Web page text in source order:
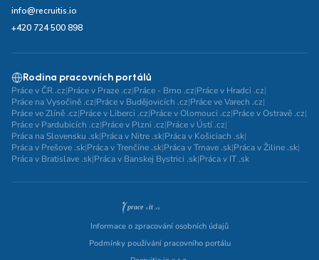
info@recruitis.io
+420 724 500 898
Rodina pracovních portálů
Práce v ČR .cz|Práce v Praze .cz|Práce - Brno .cz|Práce v Hradci .cz|
Práce na Vysočině .cz|Práce v Budějovicích .cz|Práce ve Varech .cz|
Práce ve Zlíně .cz|Práce v Liberci .cz|Práce v Olomouci .cz|Práce v Ostravě .cz|
Práce v Pardubicích .cz|Práce v Plzni .cz|Práce v Ústí .cz|
Práca na Slovensku .sk|Práca v Nitre .sk|Práca v Košiciach .sk|
Práca v Prešove .sk|Práca v Trenčíne .sk|Práca v Trnave .sk|Práca v Žiline .sk|
Práca v Bratislave .sk|Práca v Banskej Bystrici .sk|Práca v IT .sk
Informace o zpracování osobních údajů
Podmínky používání pracovního portálu